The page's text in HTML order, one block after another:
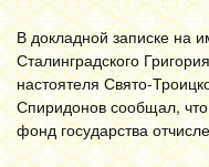
В докладной записке на
Сталинградского
настоятеля Свято-
Спиридонов сообщал,
фонд государства